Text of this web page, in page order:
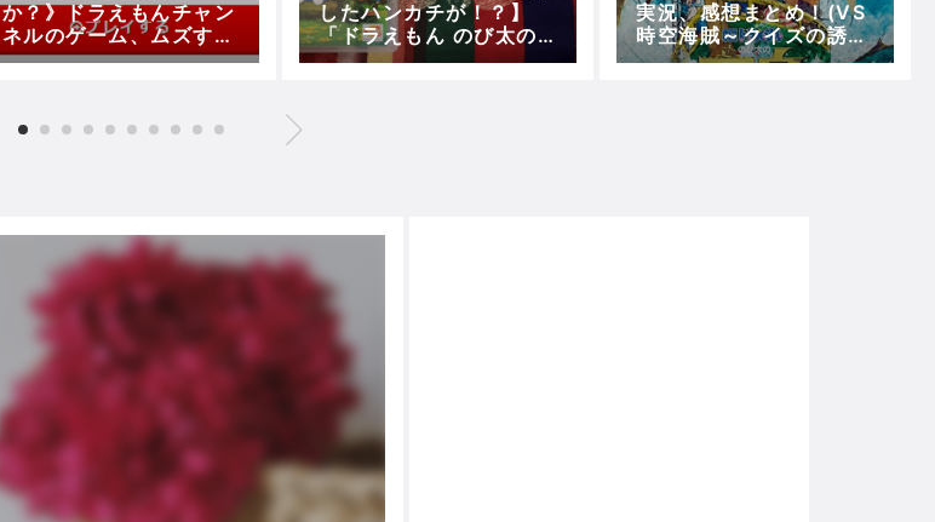
か？》ドラえもんチャン
ネルのゲーム、ムズすぎ
るｗｗｗｗｗ【ウマタケ
したハンカチが！？】
「ドラえもん のび太の
牧場物語」プレイ日記
実況、感想まとめ！(VS
時空海賊～クイズの誘導
でシルバーのもとへ)【5